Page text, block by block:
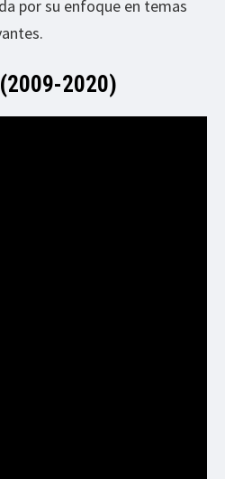
por su enfoque en temas
2020)